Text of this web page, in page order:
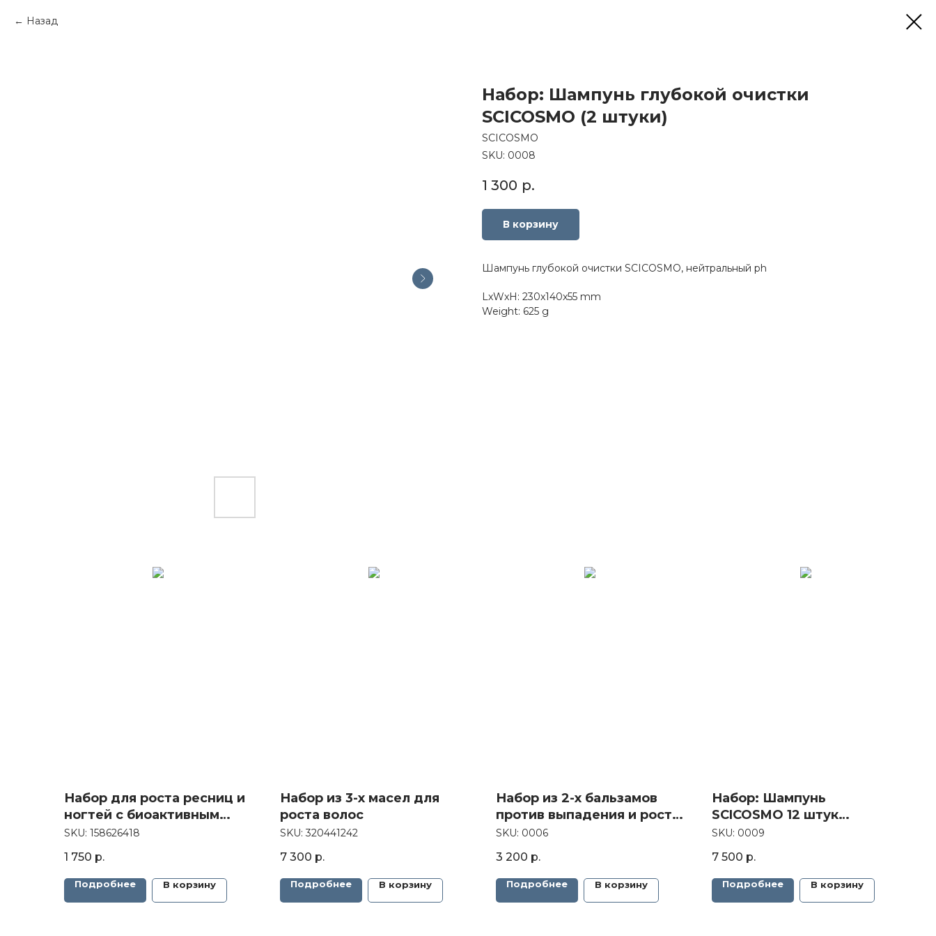
Назад
Набор: Шампунь глубокой очистки
SCICOSMO (2 штуки)
SCICOSMO
SKU: 0008
1 300 р.
В корзину
Шампунь глубокой очистки SCICOSMO, нейтральный ph
LxWxH: 230x140x55 mm
Weight: 625 g
Набор для роста ресниц и
ногтей с биоактивным
кремнием
SKU: 158626418
1 750 р.
Подробнее В корзину
Набор из 3-х масел для
роста волос
SKU:320441242
7 300 р.
Подробнее В корзину
Набор из 2-х бальзамов
против выпадения и роста
волос
SKU: 0006
3 200 р.
Подробнее В корзину
Набор: Шампунь
SCICOSMO 12 штук
(годовой запас)
SKU: 0009
7 500 р.
Подробнее В корзину